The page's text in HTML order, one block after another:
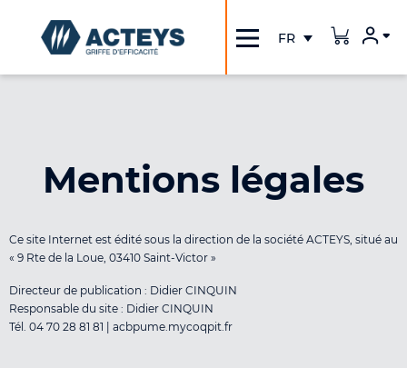
Mentions légales
Ce site Internet est édité sous la direction de la société ACTEYS, situé au
« 9 Rte de la Loue, 03410 Saint-Victor »
Directeur de publication : Didier CINQUIN
Responsable du site : Didier CINQUIN
Tél. 04 70 28 81 81 | acbpume.mycoqpit.fr